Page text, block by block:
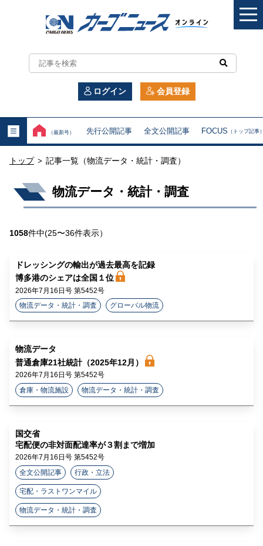
カ
ー
ニ
ュ
ス
ラ
イ
ン
ログイン 会員登録
（最新号） 先行公開記事 全文公開記事 FOCUS （トップ記事
トップ > 記事一覧（物流データ・統計・調査）
物流データ・統計・調査
1058件中(25〜36件表示）
ドレッシングの輸出が過去最高を記録
博多港のシェアは全国１位
2026年7月16日号 第5452号
物流データ・統計・調査
グローバル物流
物流データ
普通倉庫21社統計（2025年12月）
2026年7月16日号 第5452号
倉庫・物流施設
物流データ・統計・調査
国交省
宅配便の非対面配達率が３割まで増加
2026年7月16日号 第5452号
全文公開記事
行政・立法
宅配・ラストワンマイル
物流データ・統計・調査